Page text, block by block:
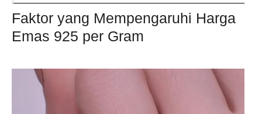
Faktor yang Mempengaruhi Harga
Emas 925 per Gram